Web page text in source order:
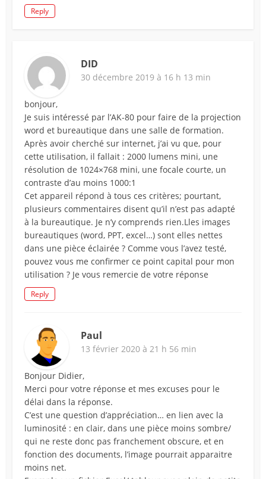
Reply
DID
30 décembre 2019 à 16 h 13 min
bonjour,
Je suis intéressé par l’AK-80 pour faire de la projection
word et bureautique dans une salle de formation.
Après avoir cherché sur internet, j’ai vu que, pour
cette utilisation, il fallait : 2000 lumens mini, une
résolution de 1024×768 mini, une focale courte, un
contraste d’au moins 1000:1
Cet appareil répond à tous ces critères; pourtant,
plusieurs commentaires disent qu’il n’est pas adapté
à la bureautique. Je n’y comprends rien.Lles images
bureautiques (word, PPT, excel…) sont elles nettes
dans une pièce éclairée ? Comme vous l’avez testé,
pouvez vous me confirmer ce point capital pour mon
utilisation ? Je vous remercie de votre réponse
Reply
Paul
13 février 2020 à 21 h 56 min
Bonjour Didier,
Merci pour votre réponse et mes excuses pour le
délai dans la réponse.
C’est une question d’appréciation… en lien avec la
luminosité : en clair, dans une pièce moins sombre/
qui ne reste donc pas franchement obscure, et en
fonction des documents, l’image pourrait apparaitre
moins net.